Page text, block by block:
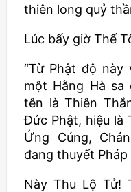
thiên long quỷ
Lúc bấy giờ Thế
“Từ Phật độ này
một Hằng Hà
tên là Thiên
Đức Phật, hiệu là
Ứng Cúng,
đang thuyết Pháp
Này Thu Lộ Tử!